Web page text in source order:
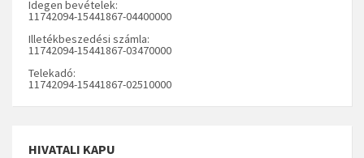
Idegen bevételek:
11742094-15441867-04400000
Illetékbeszedési számla:
11742094-15441867-03470000
Telekadó:
11742094-15441867-02510000
HIVATALI KAPU